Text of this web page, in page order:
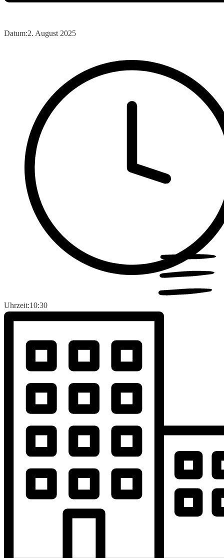
Datum:2. August 2025
Uhrzeit:10:30